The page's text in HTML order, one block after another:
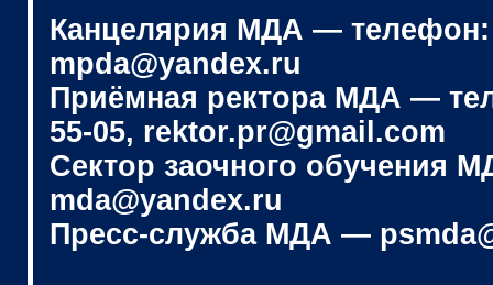
Канцелярия МДА — телефон:
mpda@yandex.ru
Приёмная ректора МДА —
55-05, rektor.pr@gmail.com
Сектор заочного обучения
mda@yandex.ru
Пресс-служба МДА —